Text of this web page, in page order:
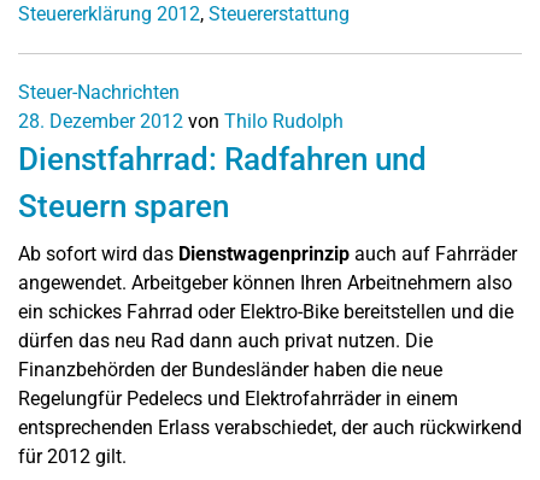
Steuererklärung 2012, Steuererstattung
Steuer-Nachrichten
28. Dezember 2012 von Thilo Rudolph
Dienstfahrrad: Radfahren und
Steuern sparen
Ab sofort wird das Dienstwagenprinzip auch auf Fahrräder
angewendet. Arbeitgeber können Ihren Arbeitnehmern also
ein schickes Fahrrad oder Elektro-Bike bereitstellen und die
dürfen das neu Rad dann auch privat nutzen. Die
Finanzbehörden der Bundesländer haben die neue
Regelungfür Pedelecs und Elektrofahrräder in einem
entsprechenden Erlass verabschiedet, der auch rückwirkend
für 2012 gilt.